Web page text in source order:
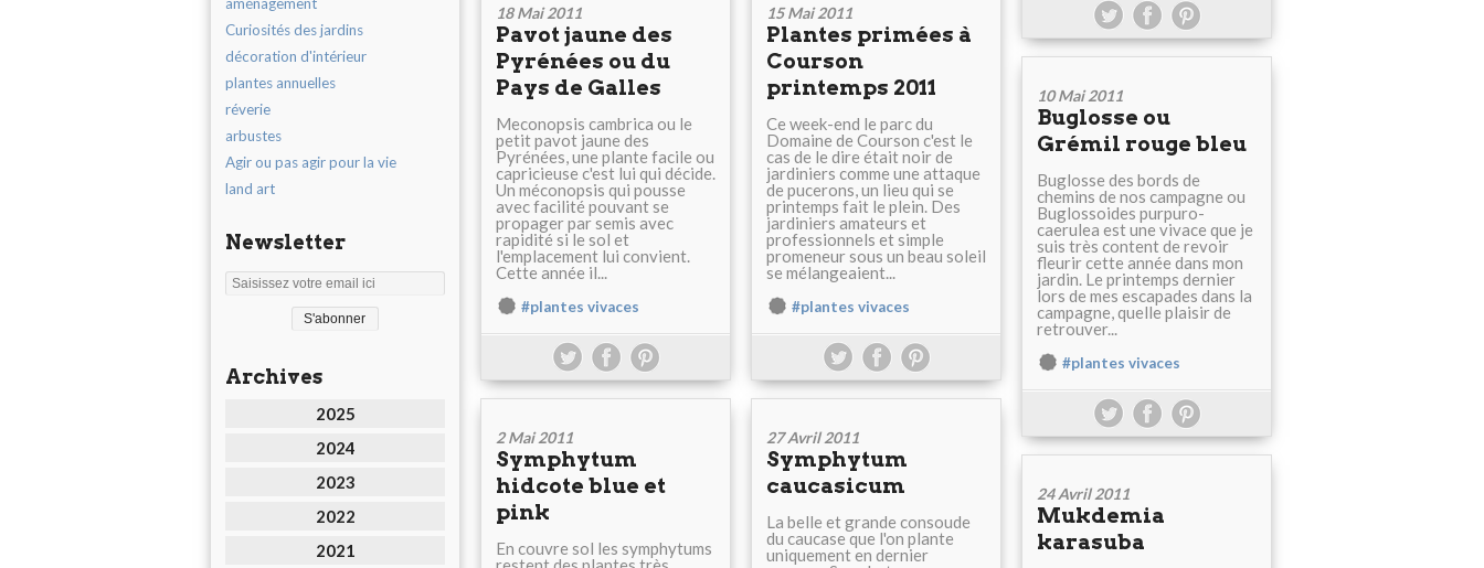
Curiosités des jardins
décoration d'intérieur
plantes annuelles
réverie
arbustes
Agir ou pas agir pour la vie
land art
Newsletter
Archives
2025
2024
2023
2022
2021
18 Mai 2011
Pavot jaune des
Pyrénées ou du
Pays de Galles
Meconopsis cambrica ou le
petit pavot jaune des
Pyrénées, une plante facile ou
capricieuse c'est lui qui décide.
Un méconopsis qui pousse
avec facilité pouvant se
propager par semis avec
rapidité si le sol et
l'emplacement lui convient.
Cette année il...
#plantes vivaces
15 Mai 2011
Plantes primées à
Courson
printemps 2011
Ce week-end le parc du
Domaine de Courson c'est le
cas de le dire était noir de
jardiniers comme une attaque
de pucerons, un lieu qui se
printemps fait le plein. Des
jardiniers amateurs et
professionnels et simple
promeneur sous un beau soleil
se mélangeaient...
#plantes vivaces
10 Mai 2011
Buglosse ou
Grémil rouge bleu
Buglosse des bords de
chemins de nos campagne ou
Buglossoides purpuro-
caerulea est une vivace que je
suis très content de revoir
fleurir cette année dans mon
jardin. Le printemps dernier
lors de mes escapades dans la
campagne, quelle plaisir de
retrouver...
#plantes vivaces
2 Mai 2011
Symphytum
hidcote blue et
pink
En couvre sol les symphytums
27 Avril 2011
Symphytum
caucasicum
La belle et grande consoude
du caucase que l'on plante
uniquement en dernier
24 Avril 2011
Mukdemia
karasuba